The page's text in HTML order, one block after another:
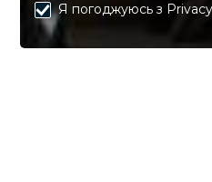
Я погоджуюсь з